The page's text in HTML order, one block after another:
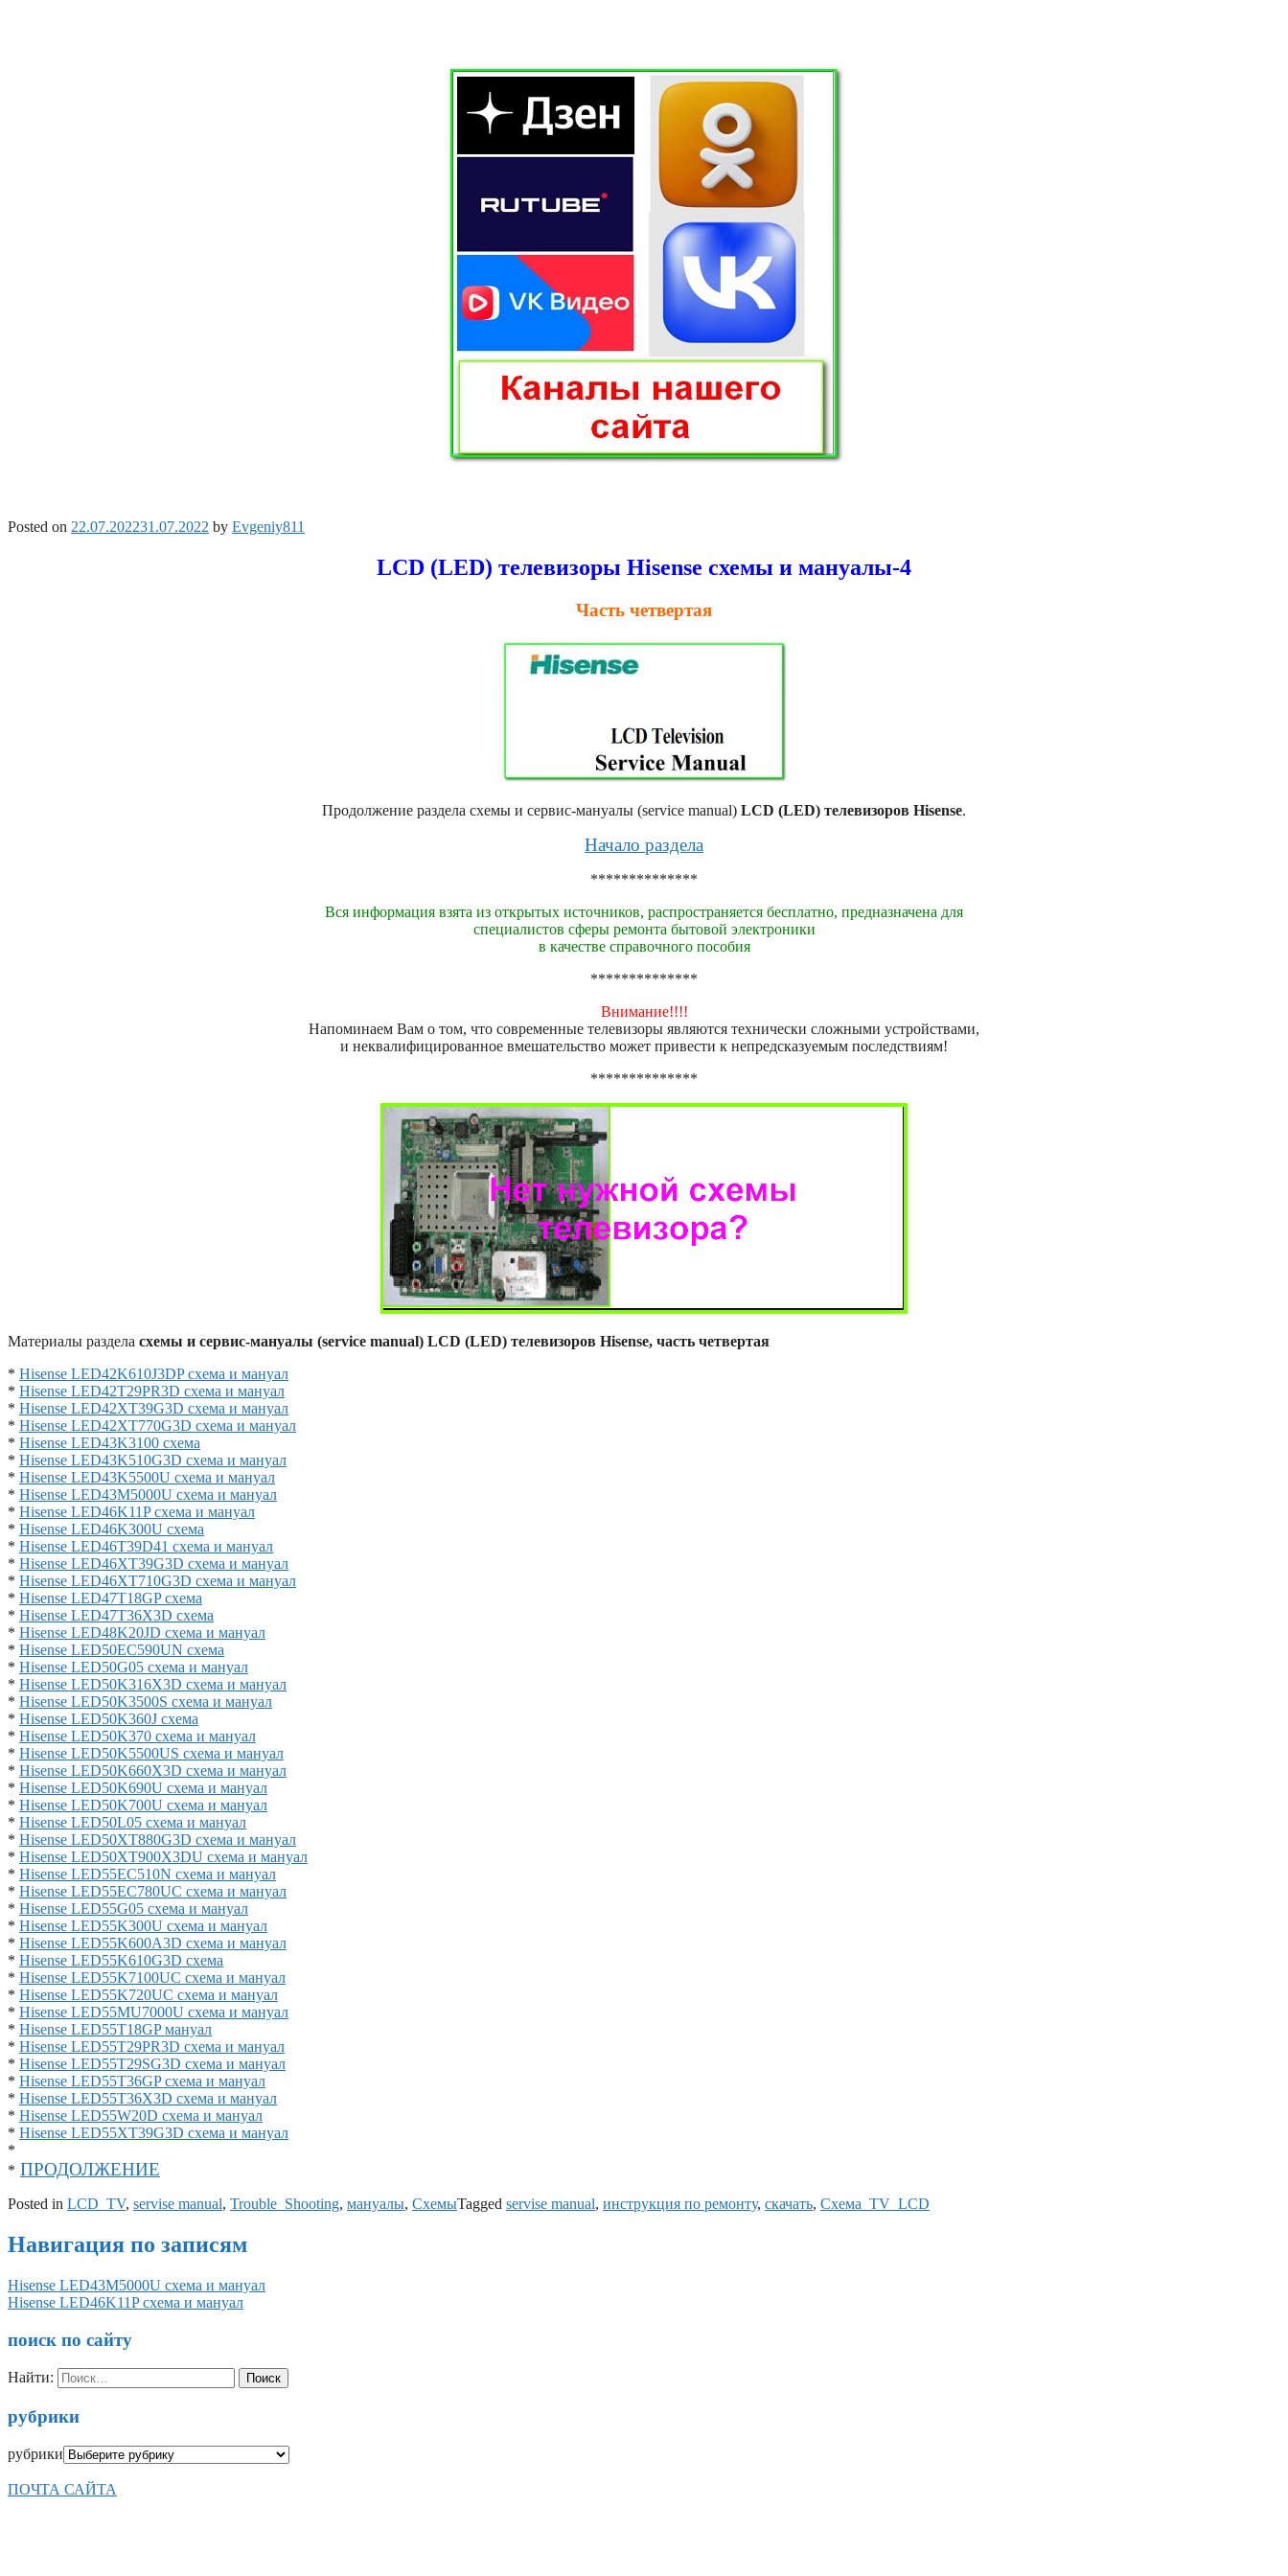
Posted on 22.07.202231.07.2022 by Evgeniy811
LCD (LED) телевизоры Hisense схемы и мануалы-4
Часть четвертая
Продолжение раздела схемы и сервис-мануалы (service manual) LCD (LED) телевизоров Hisense.
Начало раздела
**************
Вся информация взята из открытых источников, распространяется бесплатно, предназначена для
специалистов сферы ремонта бытовой электроники
в качестве справочного пособия
**************
Внимание!!!!
Напоминаем Вам о том, что современные телевизоры являются технически сложными устройствами,
и неквалифицированное вмешательство может привести к непредсказуемым последствиям!
**************
Материалы раздела схемы и сервис-мануалы (service manual) LCD (LED) телевизоров Hisense, часть четвертая
* Hisense LED42K610J3DP схема и мануал
* Hisense LED42T29PR3D схема и мануал
* Hisense LED42XT39G3D схема и мануал
* Hisense LED42XT770G3D схема и мануал
* Hisense LED43K3100 схема
* Hisense LED43K510G3D схема и мануал
* Hisense LED43K5500U схема и мануал
* Hisense LED43M5000U схема и мануал
* Hisense LED46K11P схема и мануал
* Hisense LED46K300U схема
* Hisense LED46T39D41 схема и мануал
* Hisense LED46XT39G3D схема и мануал
* Hisense LED46XT710G3D схема и мануал
* Hisense LED47T18GP схема
* Hisense LED47T36X3D схема
* Hisense LED48K20JD схема и мануал
* Hisense LED50EC590UN схема
* Hisense LED50G05 схема и мануал
* Hisense LED50K316X3D схема и мануал
* Hisense LED50K3500S схема и мануал
* Hisense LED50K360J схема
* Hisense LED50K370 схема и мануал
* Hisense LED50K5500US схема и мануал
* Hisense LED50K660X3D схема и мануал
* Hisense LED50K690U схема и мануал
* Hisense LED50K700U схема и мануал
* Hisense LED50L05 схема и мануал
* Hisense LED50XT880G3D схема и мануал
* Hisense LED50XT900X3DU схема и мануал
* Hisense LED55EC510N схема и мануал
* Hisense LED55EC780UC схема и мануал
* Hisense LED55G05 схема и мануал
* Hisense LED55K300U схема и мануал
* Hisense LED55K600A3D схема и мануал
* Hisense LED55K610G3D схема
* Hisense LED55K7100UC схема и мануал
* Hisense LED55K720UC схема и мануал
* Hisense LED55MU7000U схема и мануал
* Hisense LED55T18GP мануал
* Hisense LED55T29PR3D схема и мануал
* Hisense LED55T29SG3D схема и мануал
* Hisense LED55T36GP схема и мануал
* Hisense LED55T36X3D схема и мануал
* Hisense LED55W20D схема и мануал
* Hisense LED55XT39G3D схема и мануал
*
* ПРОДОЛЖЕНИЕ
Posted in LCD_TV, servise manual, Trouble_Shooting, мануалы, СхемыTagged servise manual, инструкция по ремонту, скачать, Схема_TV_LCD
Навигация по записям
Hisense LED43M5000U схема и мануал
Hisense LED46K11P схема и мануал
поиск по сайту
Найти:
рубрики
рубрики
ПОЧТА САЙТА